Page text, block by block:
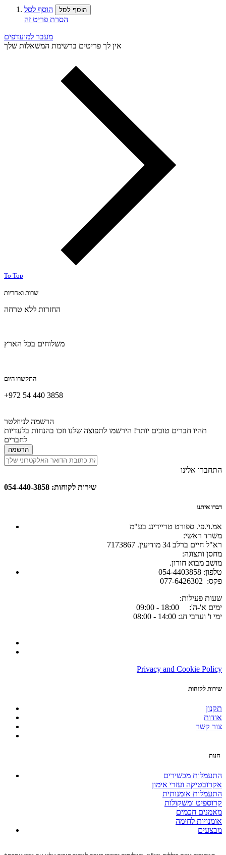
הוסף לסל הוסף לסל
הסרת פריט זה
מעבר למועדפים
אין לך פריטים ברשימת המשאלות שלך
To Top
שרות ואחריות
החזרות ללא טרחה
משלוחים בכל הארץ
התקשרו היום
+972 54 440 3858
הרשמה לניוזלטר
תהיו חברים טובים יותר! הירשמו לתפוצה שלנו וזכו בהנחות בלעדיות
לחברים
הרשמה
התחברו אלינו
שירות לקוחות: 054-440-3858
דברו איתנו
אמ.וי.פי. ספורט טריידינג בע"מ
:משרד ראשי
רא"ל חיים ברלב 34 מודיעין. 7173867
:מחסן ותצוגה
.מושב מבוא חורון
054-4403858 :טלפון
077-6426302 :פקס
:שעות פעילות
ימים א'-ה': 18:00 - 09:00
ימי ו' וערבי חג: 14:00 - 08:00
Privacy and Cookie Policy
שירות לקוחות
תקנון
אודות
צור קשר
התעמלות מכשירים
אקרובטיקה ועזרי אימון
התעמלות אומנותית
קרוספיט ומשקולות
מאמנים חכמים
אומנויות לחימה
מבצעים